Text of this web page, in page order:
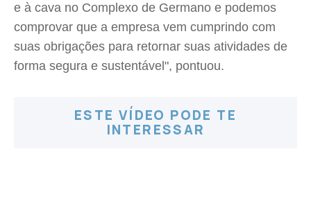
e à cava no Complexo de Germano e podemos
comprovar que a empresa vem cumprindo com
suas obrigações para retornar suas atividades de
forma segura e sustentável", pontuou.
ESTE VÍDEO PODE TE
INTERESSAR